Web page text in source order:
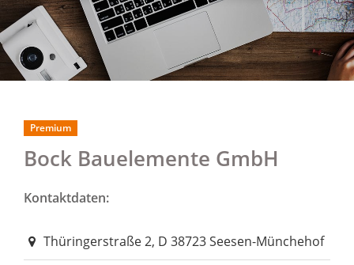
Bock Bauelemente GmbH
Premium
Kontaktdaten:
Thüringerstraße 2, D 38723 Seesen-Münchehof